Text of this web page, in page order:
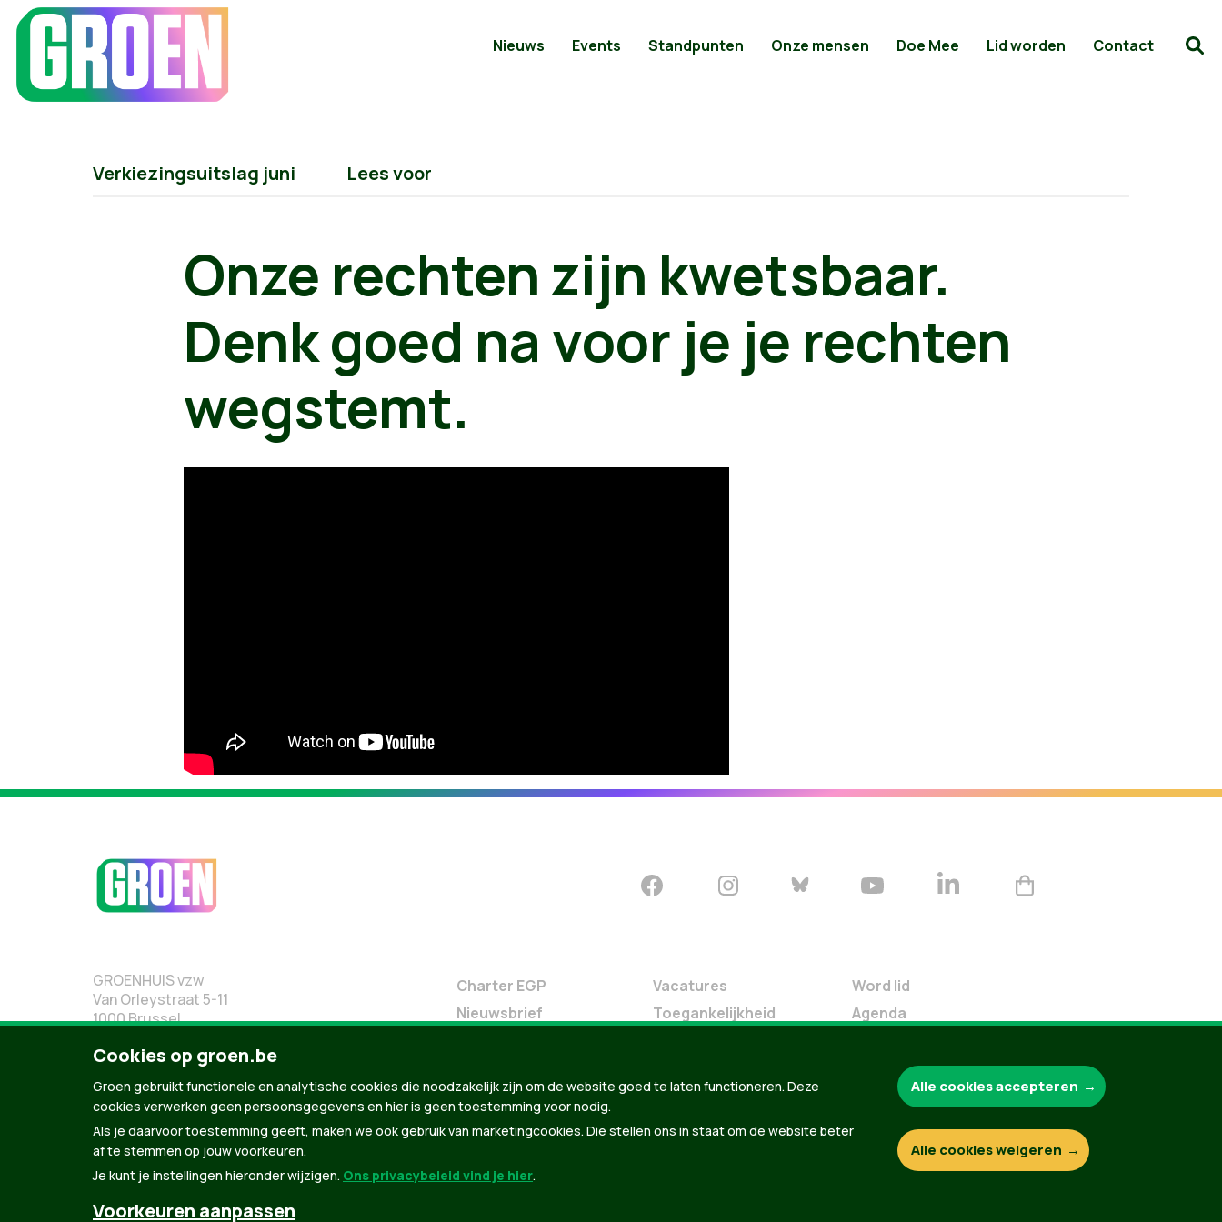
Nieuws Events Standpunten Onze mensen Doe Mee Lid worden Contact
Verkiezingsuitslag juni Lees voor
Onze rechten zijn kwetsbaar.
Denk goed na voor je je rechten
wegstemt.
GROENHUIS vzw
Van Orleystraat 5-11
1000 Brussel
02 219 19 19
Charter EGP
Nieuwsbrief
Groen in je buurt
Meldpunt
Vacatures
Toegankelijkheid
Word lid
Agenda
Verleng je lidmaatschap
Programma oktober 2024
Downloads
Webshop
Cookies op groen.be
Groen gebruikt functionele en analytische cookies die noodzakelijk zijn om de website goed te laten functioneren. Deze
cookies verwerken geen persoonsgegevens en hier is geen toestemming voor nodig.
Als je daarvoor toestemming geeft, maken we ook gebruik van marketingcookies. Die stellen ons in staat om de website beter
af te stemmen op jouw voorkeuren.
Je kunt je instellingen hieronder wijzigen. Ons privacybeleid vind je hier.
Voorkeuren aanpassen
Alle cookies accepteren
Alle cookies weigeren